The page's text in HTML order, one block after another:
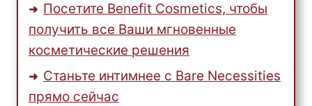
Посетите Benefit Cosmetics, чтобы
получить все Ваши мгновенные
косметические решения
Станьте интимнее с Bare Necessities
прямо сейчас